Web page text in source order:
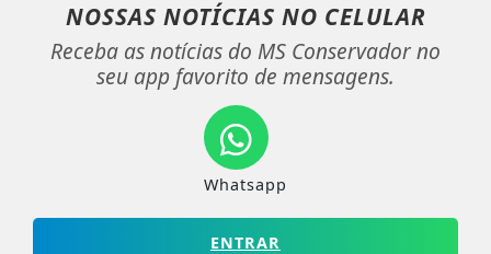
NOSSAS NOTÍCIAS NO CELULAR
Receba as notícias do MS Conservador no
seu app favorito de mensagens.
Whatsapp
ENTRAR